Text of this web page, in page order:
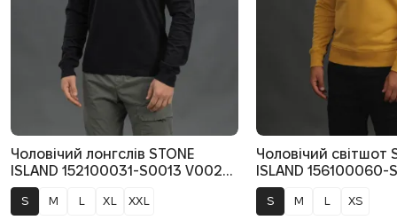
Чоловічий лонгслів STONE
ISLAND 152100031-S0013 V0029,
колір чорний
S M XL XXL
Чоловічий світшот
ISLAND 156100060-
V0034, колір
S M XS